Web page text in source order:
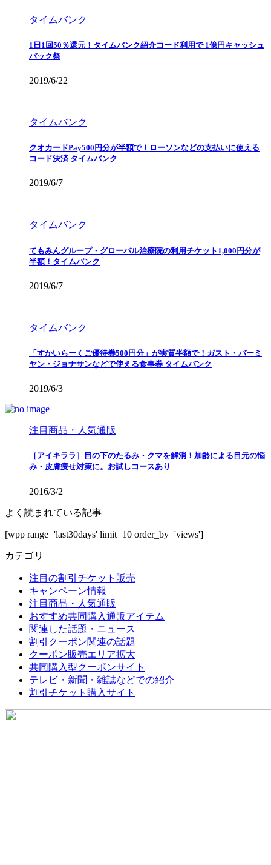
タイムバンク
1日1回50％還元！タイムバンク紹介コード利用で 1億円キャッシュ
バック祭
2019/6/22
タイムバンク
クオカードPay500円分が半額で！ローソンなどの支払いに使える
コード決済 タイムバンク
2019/6/7
タイムバンク
てもみんグループ・グローバル治療院の利用チケット1,000円分が
半額！タイムバンク
2019/6/7
タイムバンク
「すかいらーくご優待券500円分」が実質半額で！ガスト・バーミ
ヤン・ジョナサンなどで使える食事券 タイムバンク
2019/6/3
注目商品・人気通販
［アイキララ］目の下のたるみ・クマを解消！加齢による目元の悩
み・皮膚痩せ対策に。お試しコースあり
2016/3/2
よく読まれている記事
[wpp range='last30days' limit=10 order_by='views']
カテゴリ
注目の割引チケット販売
キャンペーン情報
注目商品・人気通販
おすすめ共同購入通販アイテム
関連した話題・ニュース
割引クーポン関連の話題
クーポン販売エリア拡大
共同購入型クーポンサイト
テレビ・新聞・雑誌などでの紹介
割引チケット購入サイト